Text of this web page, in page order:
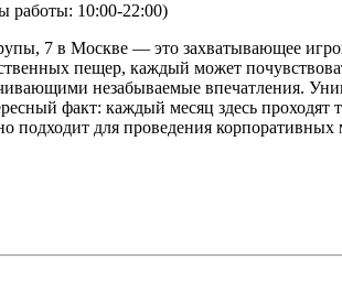
работы: 10:00-22:00)
7 в Москве — это захватывающее
пещер, каждый может
незабываемые впечатления.
факт: каждый месяц здесь
подходит для проведения